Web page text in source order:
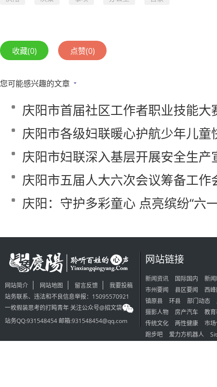
收藏(0) 点赞(0)
您可能感兴趣的文章
庆阳市首届社区工作者职业技能大
庆阳市各级妇联暖心护航少年儿童
庆阳市妇联深入基层开展安全生
庆阳市五届人大六次会议筹备工作
庆阳：守护多彩童心 点亮缤纷“六
网站简介 网站地图 留言反馈
我要投稿
站务联系、违法和不良信息举报：15095570921
一枚假装思考的打盹青年 关注公众号@招文袋
站务QQ:931548454 邮箱:931548454@qq.com
网站链接
新闻资讯 国际国内
新
市州要闻
县区要闻
西
镇原县
环县 部门动态
摄影人物
房产汽车
教
传统文化
两性健康
市
跑步吧
爱力方机器人